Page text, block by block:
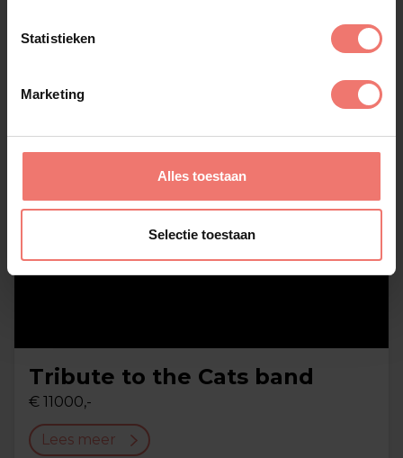
Statistieken
Marketing
Alles toestaan
Selectie toestaan
Tribute to the Cats band
€ 11000,-
Lees meer